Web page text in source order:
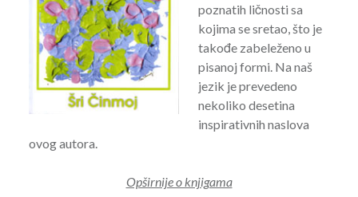
poznatih ličnosti sa
kojima se sretao, što je
takođe zabeleženo u
pisanoj formi. Na naš
jezik je prevedeno
nekoliko desetina
inspirativnih naslova
ovog autora.
Opširnije o knjigama